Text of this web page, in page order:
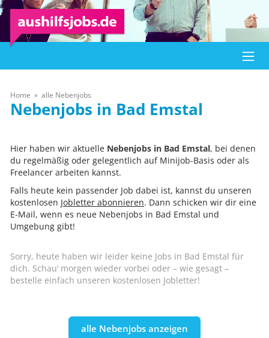
Home alle Nebenjobs
Bad Emstal
Hier haben wir aktuelle Nebenjobs in Bad Emstal, bei denen
du regelmäßig oder gelegentlich auf Minijob-Basis oder als
Freelancer arbeiten kannst.
Falls heute kein passender Job dabei ist, kannst du unseren
kostenlosen Jobletter abonnieren. Dann schicken wir dir eine
E-Mail, wenn es neue Nebenjobs in Bad Emstal und
Umgebung gibt!
Sorry, heute haben wir leider keine Jobs in Bad Emstal für
dich. Schau‘ morgen wieder vorbei oder – wie gesagt –
bestelle einfach unseren kostenlosen Jobletter!
alle Nebenjobs anzeigen